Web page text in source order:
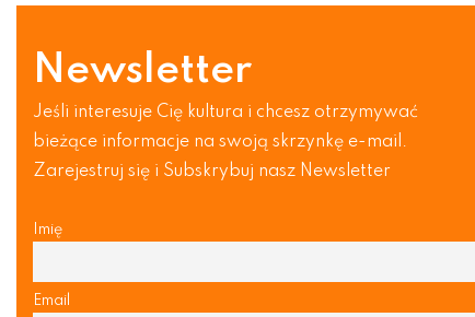
Newsletter
Jeśli interesuje Cię kultura i chcesz otrzymywać
bieżące informacje na swoją skrzynkę e-mail.
Zarejestruj się i Subskrybuj nasz Newsletter
Imię
Email